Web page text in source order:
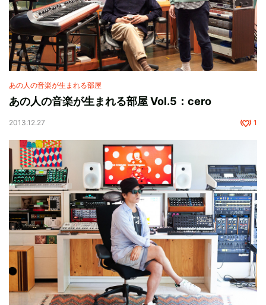
あの人の音楽が生まれる部屋
あの人の音楽が生まれる部屋 Vol.5：cero
2013.12.27 1